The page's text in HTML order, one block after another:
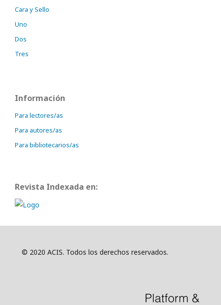
Cara y Sello
Uno
Dos
Tres
Información
Para lectores/as
Para autores/as
Para bibliotecarios/as
Revista Indexada en:
© 2020 ACIS. Todos los derechos reservados.